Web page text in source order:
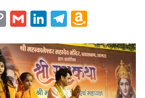
CopyGmailLinkedIn
Telegram
List